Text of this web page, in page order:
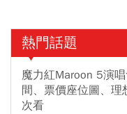
熱門話題
魔力紅Maroon 5演
間、票價座位圖、
次看